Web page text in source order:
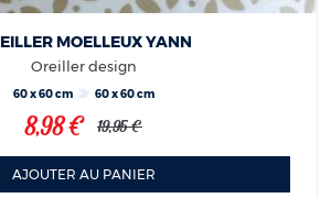
MOELLEUX YANN
Oreiller design
60 x 60 cm 60 x 60 cm
8,98 € 19,95 €
AJOUTER AU PANIER